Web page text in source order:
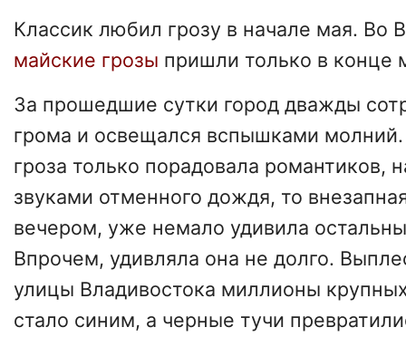
Классик любил грозу в начале мая. Во
майские грозы пришли только в конце
За прошедшие сутки город дважды
грома и освещался вспышками
гроза только порадовала романтиков,
звуками отменного дождя, то
вечером, уже немало удивила
Впрочем, удивляла она не долго.
улицы Владивостока миллионы
стало синим, а черные тучи